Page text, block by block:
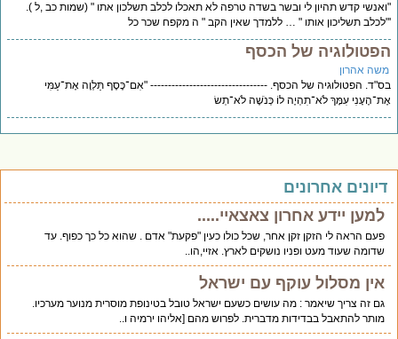
קדש תהיון לי ובשר בשדה טרפה לא תאכלו לכלב תשלכון אתו " (שמות כב ,ל ).
תשליכון אותו " … ללמדך שאין הקב " ה מקפח שכר כל
של הכסף
אהרון
הפטולוגיה של הכסף. --------------------------------- "אִם־כֶּסֶף תַּלְוֶה אֶת־עַמִּי
עִמָּךְ לֹא־תִהְיֶה לוֹ כְּנֹשֶׁה לֹא־תְשׂ
אחרונים
למען יידע אחרון צאצאיי.....
פעם הראה לי הזקן זקן אחר, שכל כולו כעין "פקעת" אדם . שהוא כל כך כפוף. עד
שדומה שעוד מעט ופניו נושקים לארץ. אזיי,הו..
אין מסלול עוקף עם ישראל
גם זה צריך שיאמר : מה עושים כשעם ישראל טובל בטינופת מוסרית מנוער מערכיו.
מותר להתאבל בבדידות מדברית. לפרוש מהם [אליהו ירמיה ו..